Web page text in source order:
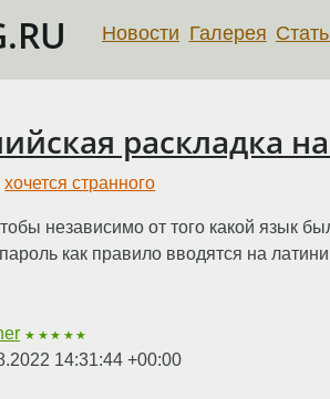
Новости Галерея
раскладка
хочется странного
независимо от того какой язык
как правило вводятся на
★★★★★
14:31:44 +00:00